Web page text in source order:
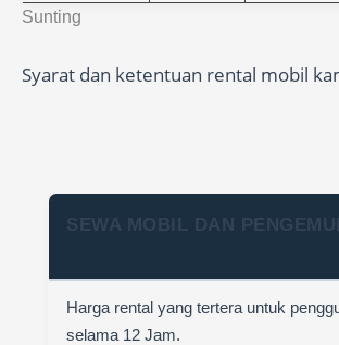
Sunting
Syarat dan ketentuan rental mobil
SEWA MOBIL DAN
Harga rental yang tertera untuk
selama 12 Jam.